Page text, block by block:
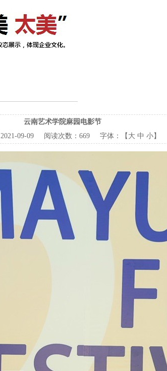
云南艺术学院麻园电影节
2021-09-09阅读次数： 669 字体：【 大 中 小】